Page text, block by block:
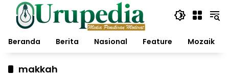
Langsung
konten
Beranda
Berita Nasional Feature Mozaik
makkah